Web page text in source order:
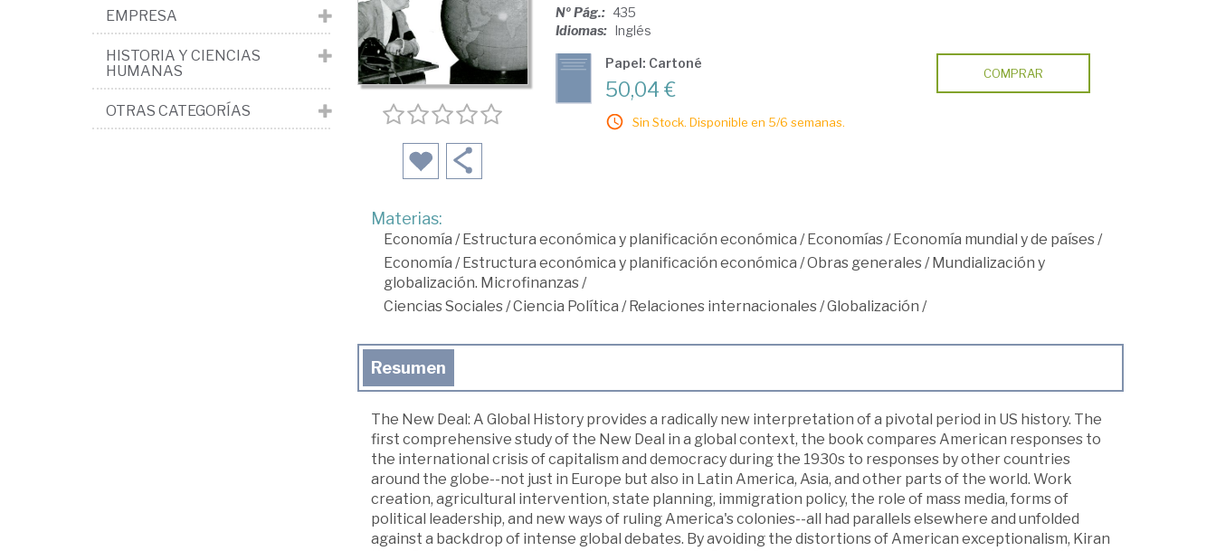
Nº Pág.: 435
Idiomas: Inglés
Papel: Cartoné
50,04 €
Sin Stock. Disponible en 5/6 semanas.
COMPRAR
Materias:
Economía / Estructura económica y planificación económica / Economías/ Economía mundial y de países/
Economía / Estructura económica y planificación económica /Obras generales/ Mundialización y
globalización. Microfinanzas/
Ciencias Sociales/Ciencia Política / Relaciones internacionales/Globalización /
Resumen
The New Deal: A Global History provides a radically new interpretation of a pivotal period in US history. The
first comprehensive study of the New Deal in a global context, the book compares American responses to
the international crisis of capitalism and democracy during the 1930s to responses by other countries
around the globe--not just in Europe but also in Latin America, Asia, and other parts of the world. Work
creation, agricultural intervention, state planning, immigration policy, the role of mass media, forms of
political leadership, and new ways of ruling America's colonies--all had parallels elsewhere and unfolded
against a backdrop of intense global debates. By avoiding the distortions of American exceptionalism, Kiran
EMPRESA
HISTORIA Y CIENCIAS
HUMANAS
OTRAS CATEGORÍAS